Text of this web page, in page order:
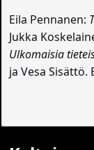
Eila Pennanen:
Jukka
Ulkomaisia
ja Vesa Sisättö.